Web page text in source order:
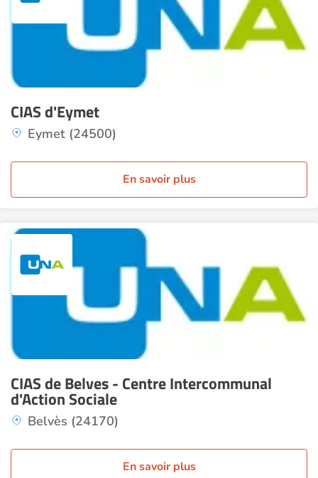
CIAS d'Eymet
Eymet (24500)
En savoir plus
CIAS de Belves - Centre Intercommunal
d'Action Sociale
Belvès (24170)
En savoir plus